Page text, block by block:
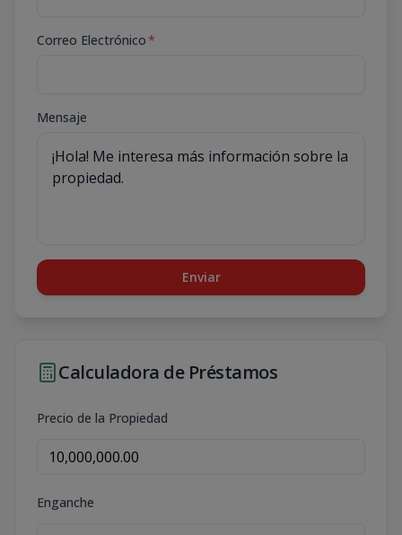
Correo Electrónico*
Mensaje
Enviar
Calculadora de Préstamos
Precio de la Propiedad
Enganche